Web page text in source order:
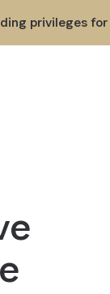
privileges